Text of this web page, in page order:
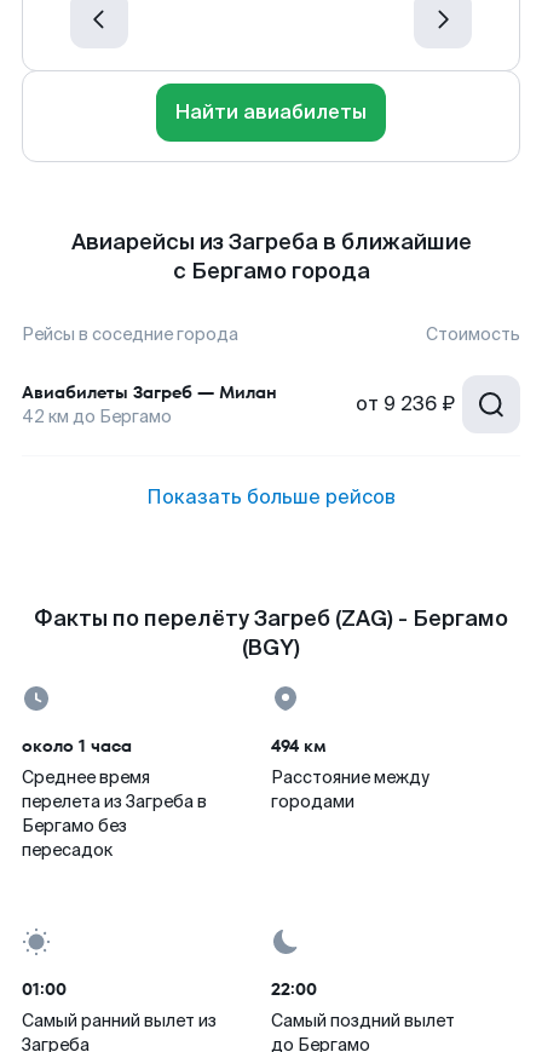
Найти авиабилеты
Авиарейсы из Загреба в ближайшие
с Бергамо города
Рейсы в соседние города Стоимость
Авиабилеты Загреб — Милан
42 км до Бергамо от 9 236 ₽
Показать больше рейсов
Факты по перелёту Загреб (ZAG) - Бергамо
(BGY)
около 1 часа
Среднее время
перелета из Загреба в
Бергамо без
пересадок
494 км
Расстояние между
городами
01:00
Самый ранний вылет из
Загреба
22:00
Самый поздний вылет
до Бергамо